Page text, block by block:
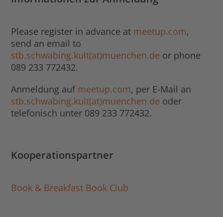
Please register in advance at meetup.com,
send an email to
stb.schwabing.kult(at)muenchen.de or phone
089 233 772432.
Anmeldung auf meetup.com, per E-Mail an
stb.schwabing.kult(at)muenchen.de oder
telefonisch unter 089 233 772432.
Kooperationspartner
Book & Breakfast Book Club